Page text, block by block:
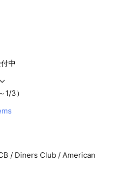
中
1/3）
/ Diners Club / American